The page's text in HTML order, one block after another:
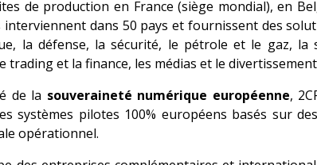
de production en France (siège mondial), en
interviennent dans 50 pays et fournissent des
la défense, la sécurité, le pétrole et le gaz, la
trading et la finance, les médias et le
de la souveraineté numérique européenne,
systèmes pilotes 100% européens basés sur
opérationnel.​